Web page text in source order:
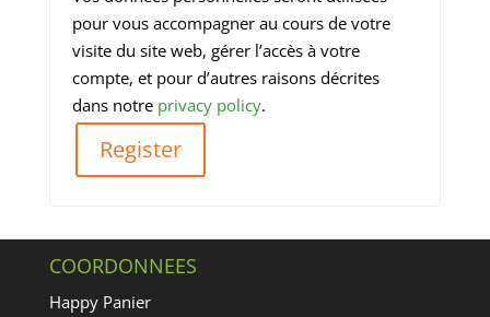
pour vous accompagner au cours de votre
visite du site web, gérer l’accès à votre
compte, et pour d’autres raisons décrites
dans notre privacy policy.
Register
COORDONNEES
Happy Panier